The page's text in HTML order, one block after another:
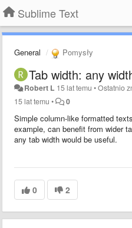
Sublime Text
General Pomysły
Tab width: any
Robert L 15 lat temu •Ostatnio
15 lat temu • 0
Simple column-like formatted
example, can benefit from wider
any tab width would be useful.
0 2